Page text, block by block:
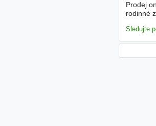
Prodej
rodinné
Sledujte